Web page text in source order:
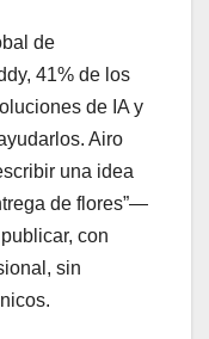
de
41% de los
de IA y
Airo
una idea
de flores”—
con
sin